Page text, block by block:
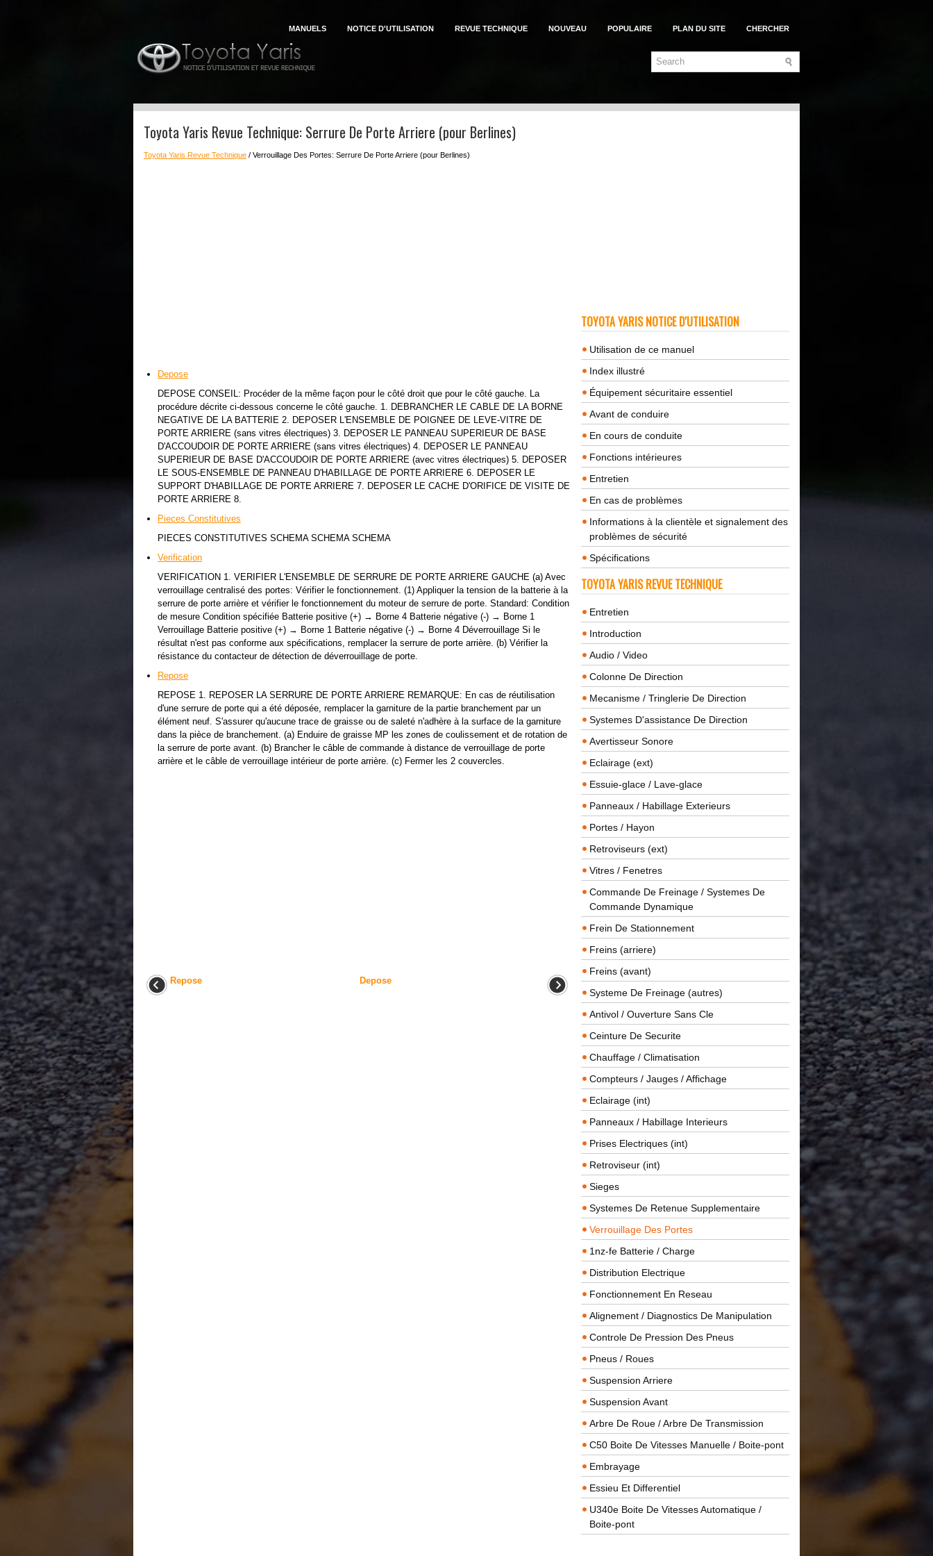
MANUELS NOTICE D'UTILISATION REVUE TECHNIQUE NOUVEAU POPULAIRE PLAN DU SITE CHERCHER
Toyota Yaris Revue Technique: Serrure De Porte Arriere (pour Berlines)
Toyota Yaris Revue Technique / Verrouillage Des Portes: Serrure De Porte Arriere (pour Berlines)
Depose
DEPOSE CONSEIL: Procéder de la même façon pour le côté droit que pour le côté gauche. La
procédure décrite ci-dessous concerne le côté gauche. 1. DEBRANCHER LE CABLE DE LA BORNE
NEGATIVE DE LA BATTERIE 2. DEPOSER L'ENSEMBLE DE POIGNEE DE LEVE-VITRE DE
PORTE ARRIERE (sans vitres électriques) 3. DEPOSER LE PANNEAU SUPERIEUR DE BASE
D'ACCOUDOIR DE PORTE ARRIERE (sans vitres électriques) 4. DEPOSER LE PANNEAU
SUPERIEUR DE BASE D'ACCOUDOIR DE PORTE ARRIERE (avec vitres électriques) 5. DEPOSER
LE SOUS-ENSEMBLE DE PANNEAU D'HABILLAGE DE PORTE ARRIERE 6. DEPOSER LE
SUPPORT D'HABILLAGE DE PORTE ARRIERE 7. DEPOSER LE CACHE D'ORIFICE DE VISITE DE
PORTE ARRIERE 8.
Pieces Constitutives
PIECES CONSTITUTIVES SCHEMA SCHEMA SCHEMA
Verification
VERIFICATION 1. VERIFIER L'ENSEMBLE DE SERRURE DE PORTE ARRIERE GAUCHE (a) Avec
verrouillage centralisé des portes: Vérifier le fonctionnement. (1) Appliquer la tension de la batterie à la
serrure de porte arrière et vérifier le fonctionnement du moteur de serrure de porte. Standard: Condition
de mesure Condition spécifiée Batterie positive (+) → Borne 4 Batterie négative (-) → Borne 1
Verrouillage Batterie positive (+) → Borne 1 Batterie négative (-) → Borne 4 Déverrouillage Si le
résultat n'est pas conforme aux spécifications, remplacer la serrure de porte arrière. (b) Vérifier la
résistance du contacteur de détection de déverrouillage de porte.
Repose
REPOSE 1. REPOSER LA SERRURE DE PORTE ARRIERE REMARQUE: En cas de réutilisation
d'une serrure de porte qui a été déposée, remplacer la garniture de la partie branchement par un
élément neuf. S'assurer qu'aucune trace de graisse ou de saleté n'adhère à la surface de la garniture
dans la pièce de branchement. (a) Enduire de graisse MP les zones de coulissement et de rotation de
la serrure de porte avant. (b) Brancher le câble de commande à distance de verrouillage de porte
arrière et le câble de verrouillage intérieur de porte arrière. (c) Fermer les 2 couvercles.
Repose Depose
TOYOTA YARIS NOTICE D'UTILISATION
Utilisation de ce manuel
Index illustré
Équipement sécuritaire essentiel
Avant de conduire
En cours de conduite
Fonctions intérieures
Entretien
En cas de problèmes
Informations à la clientèle et signalement des
problèmes de sécurité
Spécifications
TOYOTA YARIS REVUE TECHNIQUE
Entretien
Introduction
Audio / Video
Colonne De Direction
Mecanisme / Tringlerie De Direction
Systemes D'assistance De Direction
Avertisseur Sonore
Eclairage (ext)
Essuie-glace / Lave-glace
Panneaux / Habillage Exterieurs
Portes / Hayon
Retroviseurs (ext)
Vitres / Fenetres
Commande De Freinage / Systemes De
Commande Dynamique
Frein De Stationnement
Freins (arriere)
Freins (avant)
Systeme De Freinage (autres)
Antivol / Ouverture Sans Cle
Ceinture De Securite
Chauffage / Climatisation
Compteurs / Jauges / Affichage
Eclairage (int)
Panneaux / Habillage Interieurs
Prises Electriques (int)
Retroviseur (int)
Sieges
Systemes De Retenue Supplementaire
Verrouillage Des Portes
1nz-fe Batterie / Charge
Distribution Electrique
Fonctionnement En Reseau
Alignement / Diagnostics De Manipulation
Controle De Pression Des Pneus
Pneus / Roues
Suspension Arriere
Suspension Avant
Arbre De Roue / Arbre De Transmission
C50 Boite De Vitesses Manuelle / Boite-pont
Embrayage
Essieu Et Differentiel
U340e Boite De Vitesses Automatique /
Boite-pont